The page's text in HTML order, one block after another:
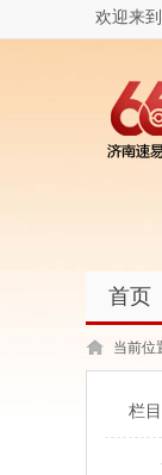
欢迎来
首页
当前位
栏